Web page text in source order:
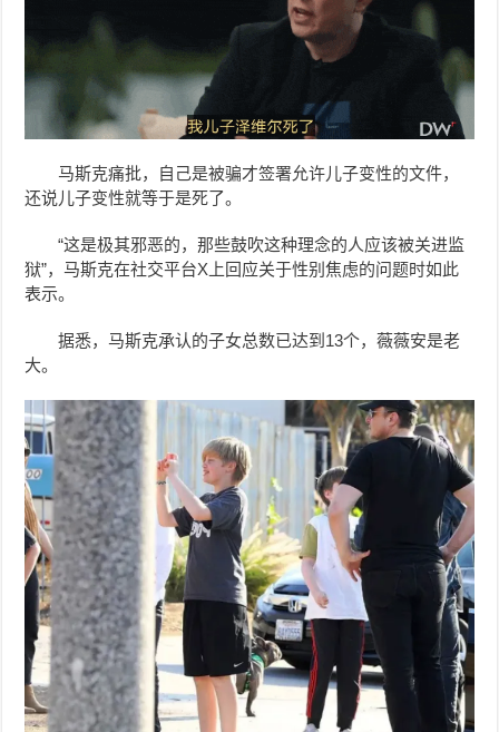
马斯克痛批，自己是被骗才签署允许儿子变性的文件，
还说儿子变性就等于是死了。
“这是极其邪恶的，那些鼓吹这种理念的人应该被关进监
狱”，马斯克在社交平台X上回应关于性别焦虑的问题时如此
表示。
据悉，马斯克承认的子女总数已达到13个，薇薇安是老
大。